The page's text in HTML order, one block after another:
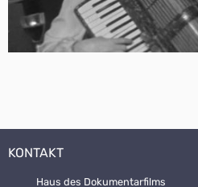
KONTAKT
Haus des Dokumentarfilms